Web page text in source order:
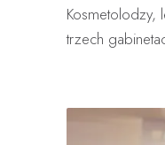
Kosmetolodzy,
trzech